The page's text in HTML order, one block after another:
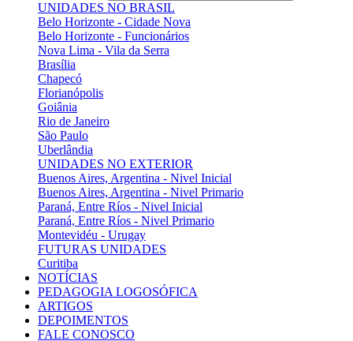
UNIDADES NO BRASIL
Belo Horizonte - Cidade Nova
Belo Horizonte - Funcionários
Nova Lima - Vila da Serra
Brasília
Chapecó
Florianópolis
Goiânia
Rio de Janeiro
São Paulo
Uberlândia
UNIDADES NO EXTERIOR
Buenos Aires, Argentina - Nivel Inicial
Buenos Aires, Argentina - Nivel Primario
Paraná, Entre Ríos - Nivel Inicial
Paraná, Entre Ríos - Nivel Primario
Montevidéu - Urugay
FUTURAS UNIDADES
Curitiba
NOTÍCIAS
PEDAGOGIA LOGOSÓFICA
ARTIGOS
DEPOIMENTOS
FALE CONOSCO